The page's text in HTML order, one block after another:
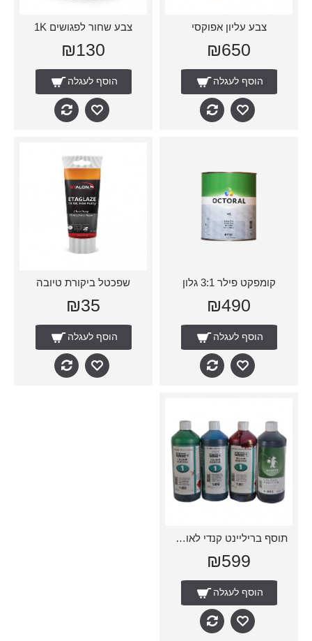
צבע עליון אפוקסי
₪650
הוסף לעגלה
צבע שחור לפגושים 1K
₪130
הוסף לעגלה
קומפקט פילר 3:1 גלון
₪490
הוסף לעגלה
שפכטל ביקורת טיובה
₪35
הוסף לעגלה
תוסף בריליינט קנדי לאופנועים
₪599
הוסף לעגלה